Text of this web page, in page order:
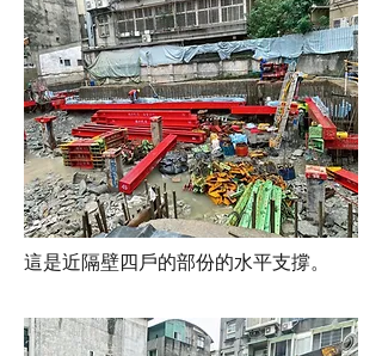
這是近隔壁四戶的部份的水平支撐。